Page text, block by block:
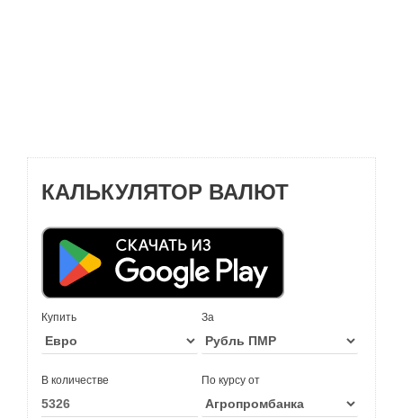
КАЛЬКУЛЯТОР ВАЛЮТ
Купить За
В количестве По курсу от